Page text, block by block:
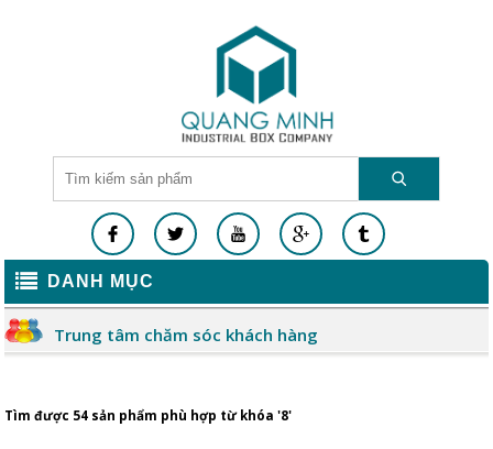
DANH MỤC
Trung tâm chăm sóc khách hàng
Tìm được 54 sản phẩm phù hợp từ khóa '8'